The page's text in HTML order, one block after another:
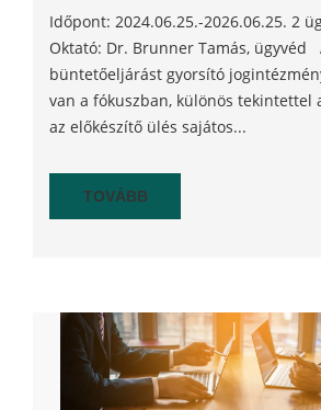
Időpont: 2024.06.25.-2026.06.25. 2
Oktató: Dr. Brunner Tamás, ügyvéd
büntetőeljárást gyorsító
van a fókuszban, különös tekintettel
az előkészítő ülés sajátos...
TOVÁBB